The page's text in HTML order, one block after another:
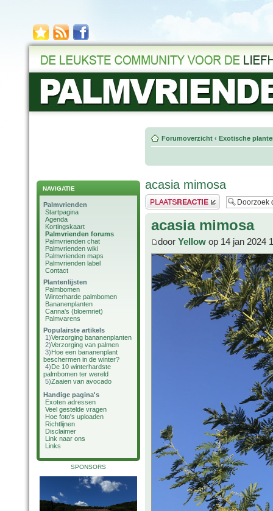
NAVIGATIE
Palmvrienden
Startpagina
Agenda
Kortingskaart
Palmvrienden forums
Palmvrienden chat
Palmvrienden wiki
Palmvrienden maps
Palmvrienden label
Contact
Plantenlijsten
Palmbomen
Winterharde palmbomen
Bananenplanten
Canna's (bloemriet)
Palmvarens
Populairste artikels
1)Verzorging bananenplanten
2)Verzorging van palmen
3)Hoe een bananenplant
beschermen in de winter?
4)De 10 winterhardste
palmbomen ter wereld
5)Zaaien van avocado
Handige pagina's
Exoten adressen
Veel gestelde vragen
Hoe foto's uploaden
Richtlijnen
Disclaimer
Link naar ons
Links
SPONSORS
Forumoverzicht ‹ Exotische
acasia mimosa
Plaats een reactie
acasia mimosa
door Yellow op 14 jan 2024